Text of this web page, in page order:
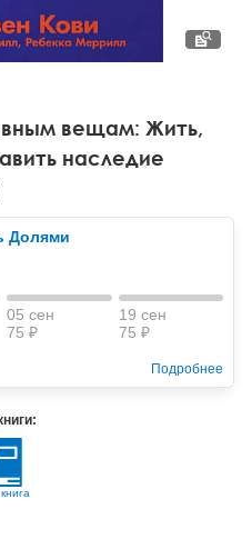
атаки
гипноз и НЛП
психология
вещам: Жить,
наследие
Долями
05 сен
75 ₽
19 сен
75 ₽
Подробнее